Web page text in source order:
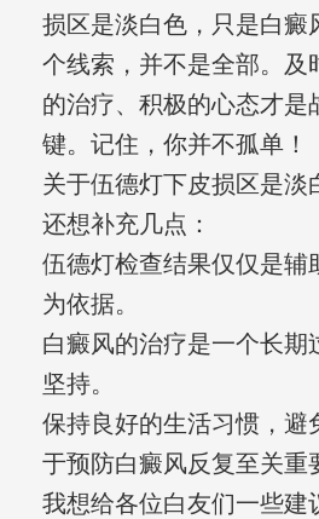
损区是淡白色，只是白癜
个线索，并不是全部。及
的治疗、积极的心态才是
键。记住，你并不孤单！
关于伍德灯下皮损区是淡
还想补充几点：
伍德灯检查结果仅仅是辅
为依据。
白癜风的治疗是一个长期
坚持。
保持良好的生活习惯，避
于预防白癜风反复至关重
我想给各位白友们一些建